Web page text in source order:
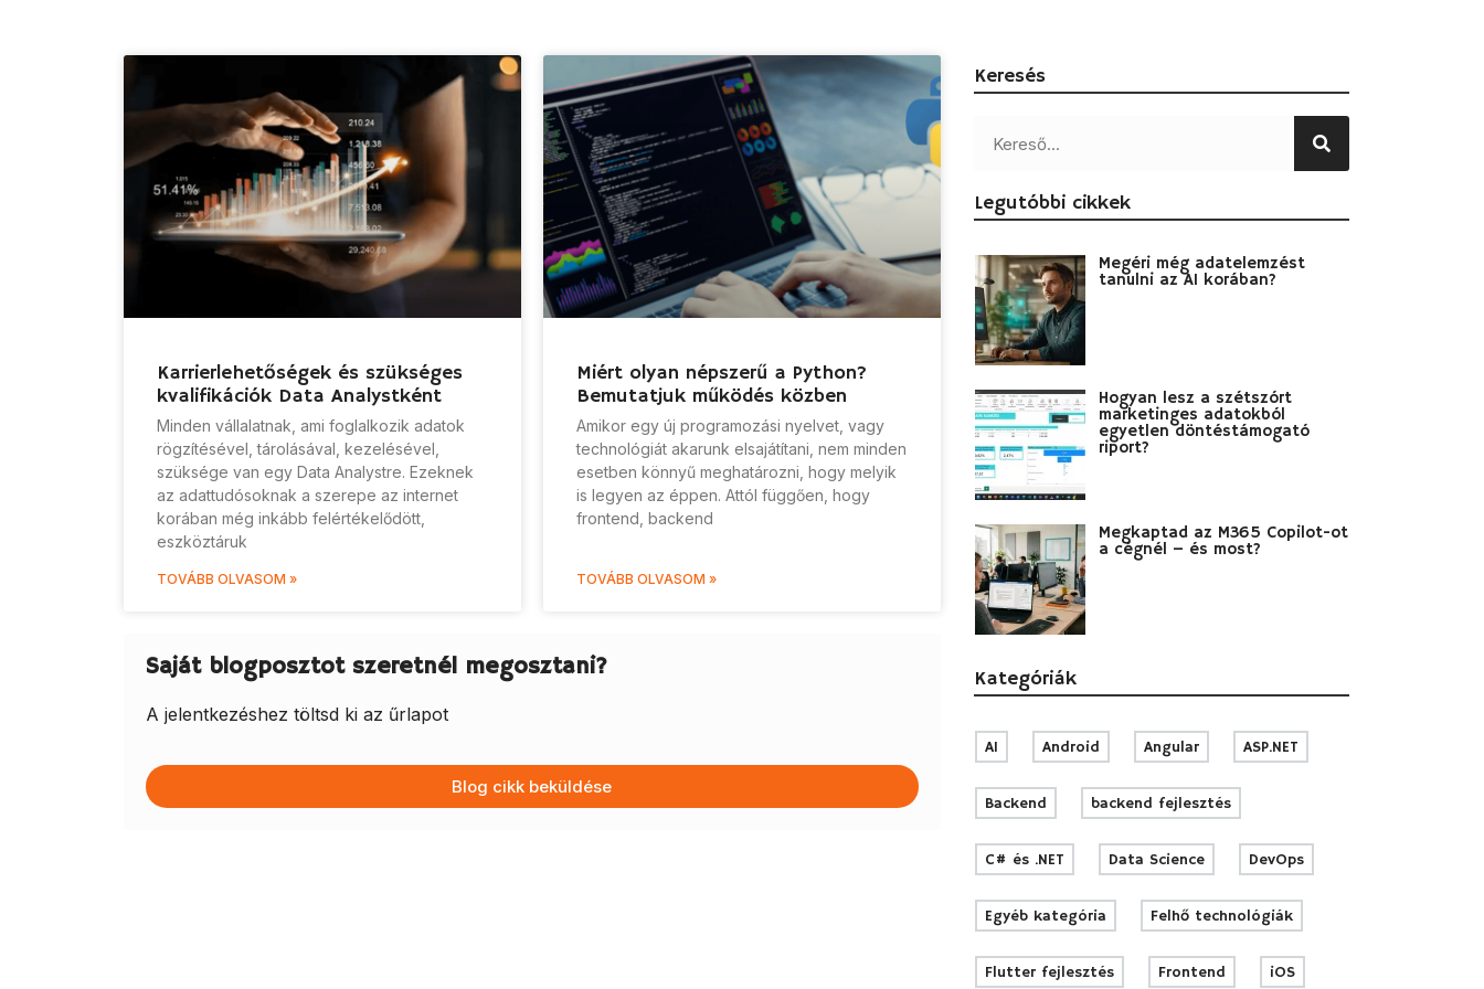
Karrierlehetőségek és szükséges
kvalifikációk Data Analystként
Minden vállalatnak, ami foglalkozik adatok
rögzítésével, tárolásával, kezelésével,
szüksége van egy Data Analystre. Ezeknek
az adattudósoknak a szerepe az internet
korában még inkább felértékelődött,
eszköztáruk
TOVÁBB OLVASOM »
Miért olyan népszerű a Python?
Bemutatjuk működés közben
Amikor egy új programozási nyelvet, vagy
technológiát akarunk elsajátítani, nem minden
esetben könnyű meghatározni, hogy melyik
is legyen az éppen. Attól függően, hogy
frontend, backend
TOVÁBB OLVASOM »
Saját blogposztot szeretnél megosztani?
A jelentkezéshez töltsd ki az űrlapot
Blog cikk beküldése
Keresés
Legutóbbi cikkek
Megéri még adatelemzést
tanulni az AI korában?
Hogyan lesz a szétszórt
marketinges adatokból
egyetlen döntéstámogató
riport?
Megkaptad az M365 Copilot-ot
a cégnél – és most?
Kategóriák
AI Android Angular ASP.NET
Backend backend fejlesztés
C# és .NET Data Science DevOps
Egyéb kategória Felhő technológiák
Flutter fejlesztés Frontend iOS